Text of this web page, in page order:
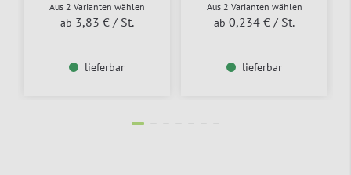
Aus 2 Varianten wählen
ab 3,83 € / St.
lieferbar
Aus 2 Varianten wählen
ab 0,234 € / St.
lieferbar